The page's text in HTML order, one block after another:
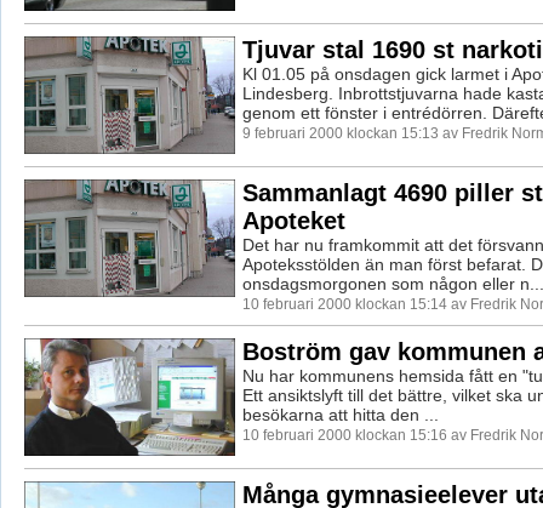
Tjuvar stal 1690 st
Kl 01.05 på onsdagen gick larmet i
Lindesberg. Inbrottstjuvarna hade
genom ett fönster i entrédörren.
9 februari 2000 klockan 15:13 av Fredrik
Sammanlagt 4690 piller
Apoteket
Det har nu framkommit att det
Apoteksstölden än man först befarat.
onsdagsmorgonen som någon eller n...
10 februari 2000 klockan 15:14 av Fredrik
Boström gav kommunen
Nu har kommunens hemsida fått en
Ett ansiktslyft till det bättre, vilket ska
besökarna att hitta den ...
10 februari 2000 klockan 15:16 av Fredrik
Många gymnasieelever